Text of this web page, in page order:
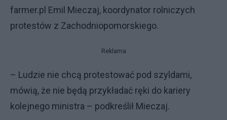
farmer.pl Emil Mieczaj, koordynator rolniczych
protestów z Zachodniopomorskiego.
Reklama
– Ludzie nie chcą protestować pod szyldami,
mówią, że nie będą przykładać ręki do kariery
kolejnego ministra – podkreślił Mieczaj.